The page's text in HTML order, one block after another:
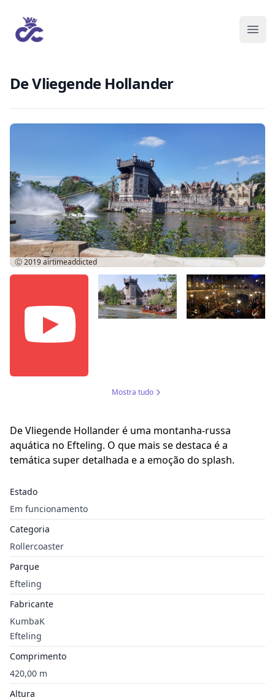
De Vliegende Hollander
De Vliegende Hollander é uma montanha-russa
aquática no Efteling. O que mais se destaca é a
temática super detalhada e a emoção do splash.
Estado
Em funcionamento
Categoria
Rollercoaster
Parque
Efteling
Fabricante
KumbaK
Efteling
Comprimento
420,00 m
Altura
Ⓒ 2019airtimeaddicted
Mostra tudo